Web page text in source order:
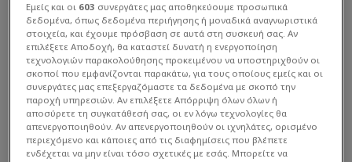
Εμείς και οι 603 συνεργάτες μας αποθηκεύουμε προσωπικά
δεδομένα, όπως δεδομένα περιήγησης ή μοναδικά αναγνωριστικά
στοιχεία, και έχουμε πρόσβαση σε αυτά στη συσκευή σας. Αν
επιλέξετε Αποδοχή, θα καταστεί δυνατή η ενεργοποίηση
τεχνολογιών παρακολούθησης προκειμένου να υποστηριχθούν οι
σκοποί που εμφανίζονται παρακάτω, για τους οποίους εμείς και οι
συνεργάτες μας επεξεργαζόμαστε τα δεδομένα με σκοπό την
παροχή υπηρεσιών. Αν επιλέξετε Απόρριψη όλων όλων ή
αποσύρετε τη συγκατάθεσή σας, οι εν λόγω τεχνολογίες θα
απενεργοποιηθούν. Αν απενεργοποιηθούν οι ιχνηλάτες, ορισμένο
περιεχόμενο και κάποιες από τις διαφημίσεις που βλέπετε
ενδέχεται να μην είναι τόσο σχετικές με εσάς. Μπορείτε να